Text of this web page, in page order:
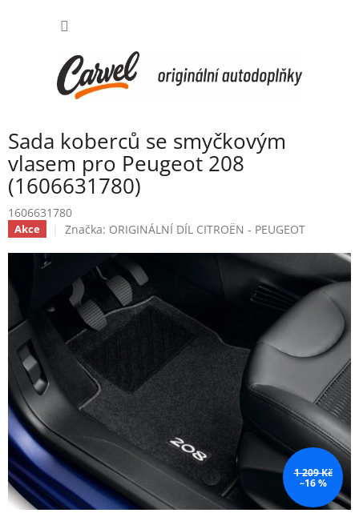
Sada koberců se smyčkovým
vlasem pro Peugeot 208
(1606631780)
1606631780
Akce Značka: ORIGINÁLNÍ DÍL CITROËN - PEUGEOT
1 209 Kč
–16 %